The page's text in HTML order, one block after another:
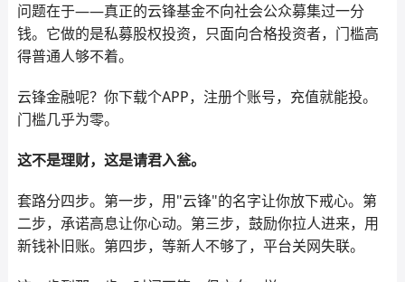
问题在于——真正的云锋基金不向社会公众募集过一分
钱。它做的是私募股权投资，只面向合格投资者，门槛高
得普通人够不着。
云锋金融呢？你下载个APP，注册个账号，充值就能投。
门槛几乎为零。
这不是理财，这是请君入瓮。
套路分四步。第一步，用"云锋"的名字让你放下戒心。第
二步，承诺高息让你心动。第三步，鼓励你拉人进来，用
新钱补旧账。第四步，等新人不够了，平台关网失联。